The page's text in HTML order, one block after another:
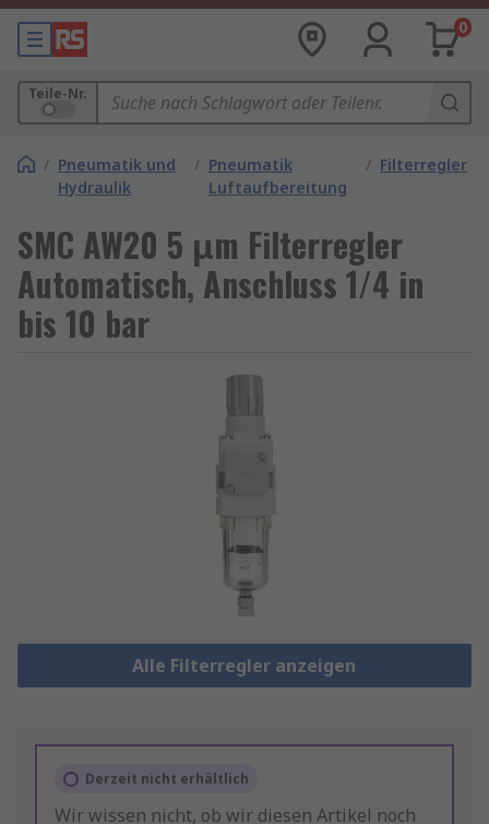
0
Teile-Nr.
/ Pneumatik und
Hydraulik
/ Pneumatik
Luftaufbereitung
/ Filterregler
SMC AW20 5 μm Filterregler
Automatisch, Anschluss 1/4 in
bis 10 bar
Alle Filterregler anzeigen
Derzeit nicht erhältlich
Wir wissen nicht, ob wir diesen Artikel noch